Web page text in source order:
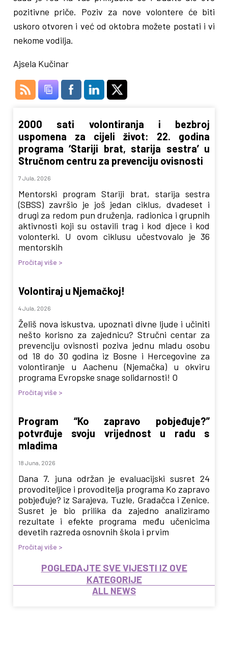
pozitivne priče. Poziv za nove volontere će biti
uskoro otvoren i već od oktobra možete postati i vi
nekome vodilja.
Ajsela Kučinar
2000 sati volontiranja i bezbroj
uspomena za cijeli život: 22. godina
programa ‘Stariji brat, starija sestra’ u
Stručnom centru za prevenciju ovisnosti
7 Jula, 2026
Mentorski program Stariji brat, starija sestra
(SBSS) završio je još jedan ciklus, dvadeset i
drugi za redom pun druženja, radionica i grupnih
aktivnosti koji su ostavili trag i kod djece i kod
volonterki. U ovom ciklusu učestvovalo je 36
mentorskih
Pročitaj više >
Volontiraj u Njemačkoj!
4 Jula, 2026
Želiš nova iskustva, upoznati divne ljude i učiniti
nešto korisno za zajednicu? Stručni centar za
prevenciju ovisnosti poziva jednu mladu osobu
od 18 do 30 godina iz Bosne i Hercegovine za
volontiranje u Aachenu (Njemačka) u okviru
programa Evropske snage solidarnosti! O
Pročitaj više >
Program “Ko zapravo pobjeđuje?”
potvrđuje svoju vrijednost u radu s
mladima
18 Juna, 2026
Dana 7. juna održan je evaluacijski susret 24
provoditeljice i provoditelja programa Ko zapravo
pobjeđuje? iz Sarajeva, Tuzle, Gradačca i Zenice.
Susret je bio prilika da zajedno analiziramo
rezultate i efekte programa među učenicima
devetih razreda osnovnih škola i prvim
Pročitaj više >
POGLEDAJTE SVE VIJESTI IZ OVE
KATEGORIJE
ALL NEWS